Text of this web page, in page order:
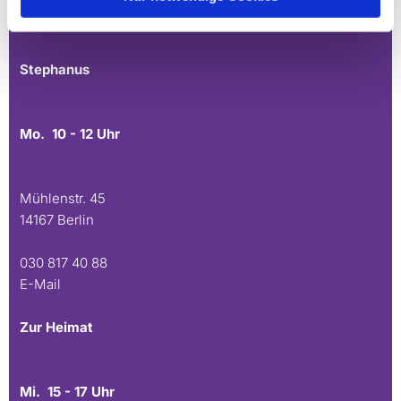
Stephanus
Mo. 10 - 12 Uhr
Mühlenstr. 45
14167 Berlin
030 817 40 88
E-Mail
Zur Heimat
Mi. 15 - 17 Uhr